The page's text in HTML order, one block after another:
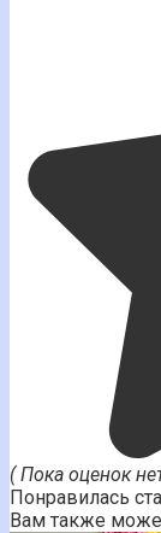
( Пока оценок
Понравилась
Вам также